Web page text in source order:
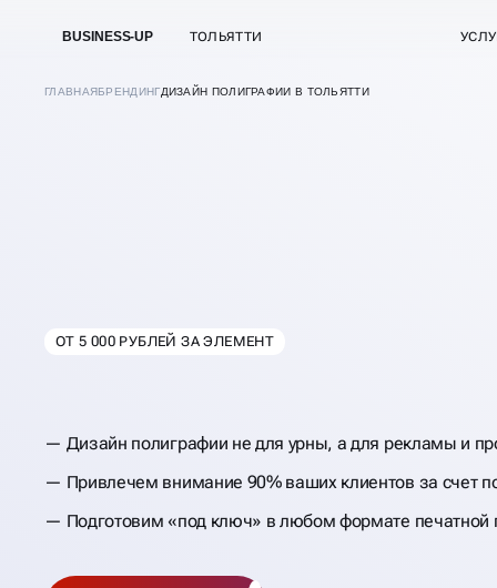
BUSINESS-UP ТОЛЬЯТТИ
ГЛАВНАЯБРЕНДИНГДИЗАЙН ПОЛИГРАФИИ В ТОЛЬЯТТИ
ПОЛИГРАФИИ
ОТ 5 000 РУБЛЕЙ ЗА ЭЛЕМЕНТ
Дизайн полиграфии не для урны, а для рекламы и
Привлечем внимание 90% ваших клиентов за счет
Подготовим «под ключ» в любом формате печатной